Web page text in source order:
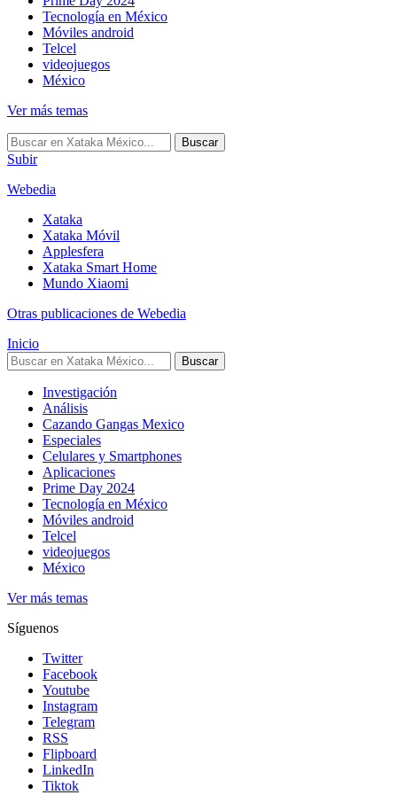
Tecnología en México
Móviles android
Telcel
videojuegos
México
Ver más temas
Buscar
Subir
Webedia
Xataka
Xataka Móvil
Applesfera
Xataka Smart Home
Mundo Xiaomi
Otras publicaciones de Webedia
Inicio
Buscar
Investigación
Análisis
Cazando Gangas Mexico
Especiales
Celulares y Smartphones
Aplicaciones
Prime Day 2024
Tecnología en México
Móviles android
Telcel
videojuegos
México
Ver más temas
Síguenos
Twitter
Facebook
Youtube
Instagram
Telegram
RSS
Flipboard
LinkedIn
Tiktok